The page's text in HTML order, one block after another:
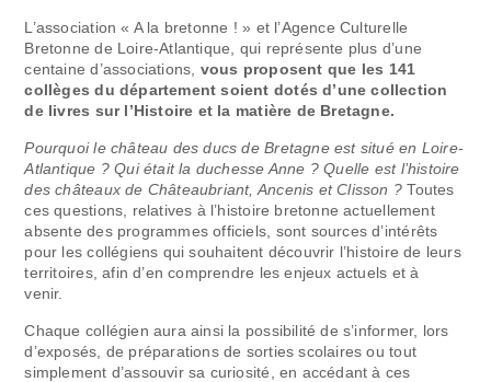
L’association « A la bretonne ! » et l’Agence Culturelle
Bretonne de Loire-Atlantique, qui représente plus d’une
centaine d’associations, vous proposent que les 141
collèges du département soient dotés d’une collection
de livres sur l’Histoire et la matière de Bretagne.
Pourquoi le château des ducs de Bretagne est situé en Loire-
Atlantique ? Qui était la duchesse Anne ? Quelle est l’histoire
des châteaux de Châteaubriant, Ancenis et Clisson ?Toutes
ces questions, relatives à l’histoire bretonne actuellement
absente des programmes officiels, sont sources d’intérêts
pour les collégiens qui souhaitent découvrir l’histoire de leurs
territoires, afin d’en comprendre les enjeux actuels et à
venir.
Chaque collégien aura ainsi la possibilité de s’informer, lors
d’exposés, de préparations de sorties scolaires ou tout
simplement d’assouvir sa curiosité, en accédant à ces